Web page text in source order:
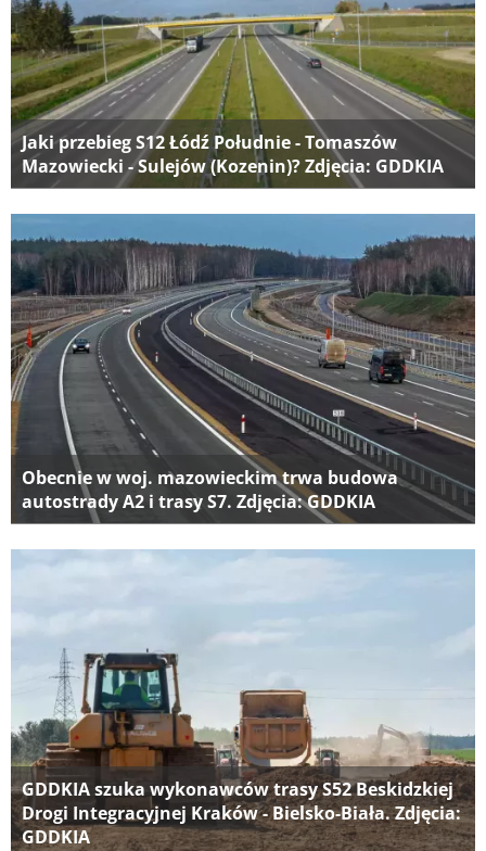
Jaki przebieg S12 Łódź Południe - Tomaszów
Mazowiecki - Sulejów (Kozenin)? Zdjęcia: GDDKIA
Obecnie w woj. mazowieckim trwa budowa
autostrady A2 i trasy S7. Zdjęcia: GDDKIA
GDDKIA szuka wykonawców trasy S52 Beskidzkiej
Drogi Integracyjnej Kraków - Bielsko-Biała. Zdjęcia:
GDDKIA